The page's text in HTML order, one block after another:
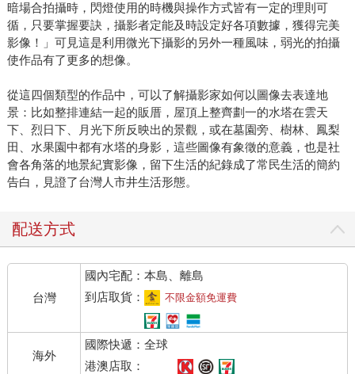
暗場合拍攝時，閃燈使用的時機與操作方式皆有一定的理則可
循，只要掌握要訣，攝影者定能及時設定好各項數據，獲得完美
影像！」可見這是利用微光下攝影的另外一種風味，弱光的拍攝
使作品有了更多的想像。
從這四個類型的作品中，可以了解攝影家如何以圖像去表達地
景：比如整排連結一起的販厝，屋頂上整齊劃一的水塔在雲天
下、烈日下、月光下所反映出的景觀，或在墓園旁、樹林、鳳梨
田、水果園中都有水塔的身影，這些圖像有象徵的意義，也是社
會各角落的地景紀實影像，留下生活的紀錄成了常民生活的簡約
告白，見證了台灣人市井生活形態。
配送方式
台灣
國內宅配：本島、離島
到店取貨：
不限金額免運費
海外
國際快遞：全球
港澳店取：